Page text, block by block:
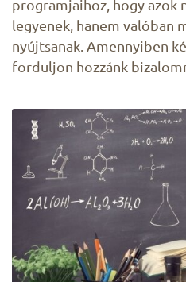
programjaihoz, hogy azok
legyenek, hanem valóban
nyújtsanak. Amennyiben
forduljon hozzánk